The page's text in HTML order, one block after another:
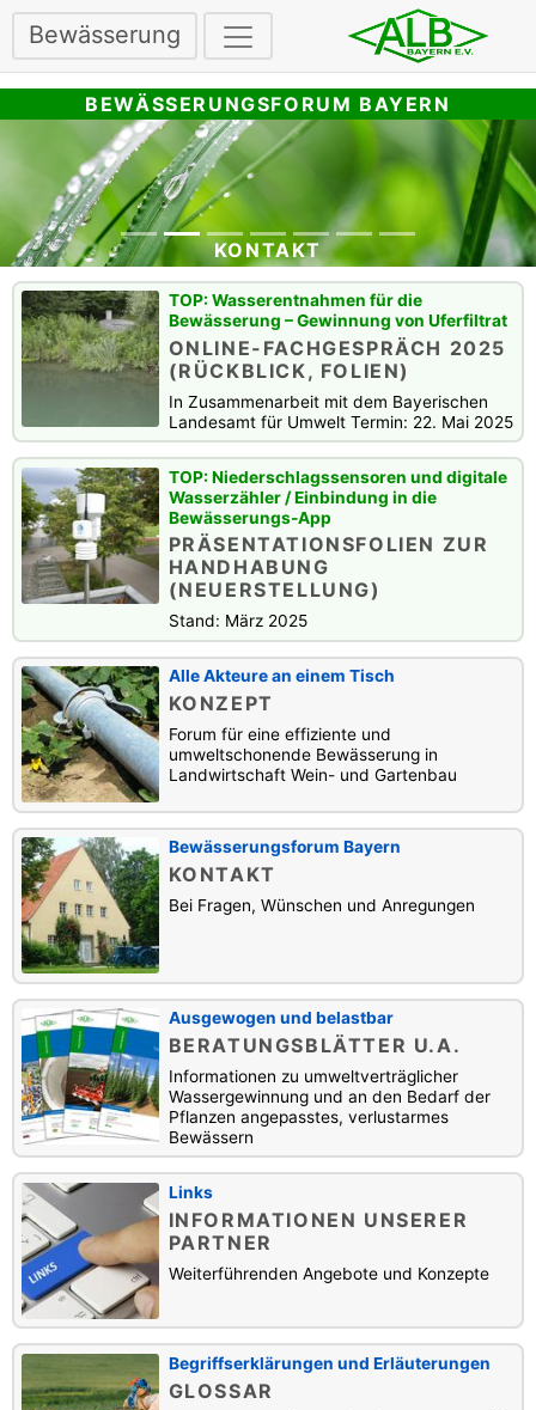
Bewässerung
BEWÄSSERUNGSFORUM BAYERN
KONTAKT
Wasserentnahmen für die
Bewässerung – Gewinnung von Uferfiltrat
ONLINE-FACHGESPRÄCH 2025
(RÜCKBLICK, FOLIEN)
In Zusammenarbeit mit dem Bayerischen
Landesamt für Umwelt Termin: 22. Mai 2025
Niederschlagssensoren und digitale
Wasserzähler / Einbindung in die
Bewässerungs-App
PRÄSENTATIONSFOLIEN ZUR
HANDHABUNG
(NEUERSTELLUNG)
Stand: März 2025
Alle Akteure an einem Tisch
KONZEPT
Forum für eine effiziente und
umweltschonende Bewässerung in
Landwirtschaft Wein- und Gartenbau
Bewässerungsforum Bayern
KONTAKT
Bei Fragen, Wünschen und Anregungen
Ausgewogen und belastbar
BERATUNGSBLÄTTER U.A.
Informationen zu umweltverträglicher
Wassergewinnung und an den Bedarf der
Pflanzen angepasstes, verlustarmes
Bewässern
Links
INFORMATIONEN UNSERER
PARTNER
Weiterführenden Angebote und Konzepte
Begriffserklärungen und Erläuterungen
GLOSSAR